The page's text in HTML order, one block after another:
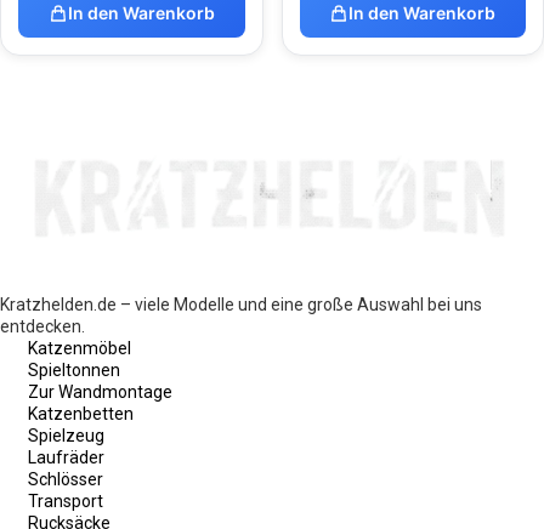
In den Warenkorb In den Warenkorb
Kratzhelden.de – viele Modelle und eine große Auswahl bei uns
entdecken.
Katzenmöbel
Spieltonnen
Zur Wandmontage
Katzenbetten
Spielzeug
Laufräder
Schlösser
Transport
Rucksäcke